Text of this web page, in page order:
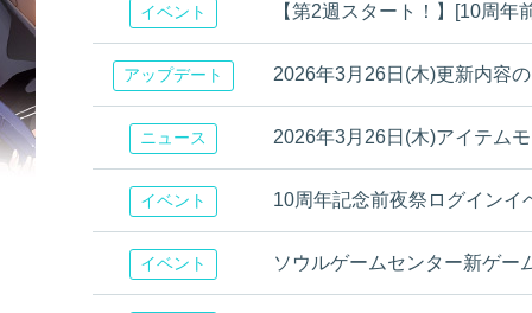
イベント 【第2週スタート！】[10周
アップデート 2026年3月26日(木)更新内容
ニュース 2026年3月26日(木)アイテム
イベント 10周年記念前夜祭ログインイ
イベント ソウルゲームセンター新ゲー